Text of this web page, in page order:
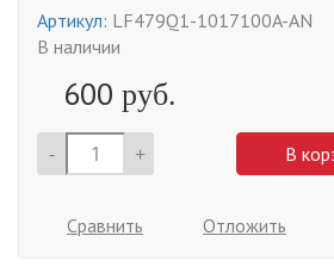
Артикул: LF479Q1-1017100A-AN
В наличии
600 руб.
- + В
Сравнить Отложить